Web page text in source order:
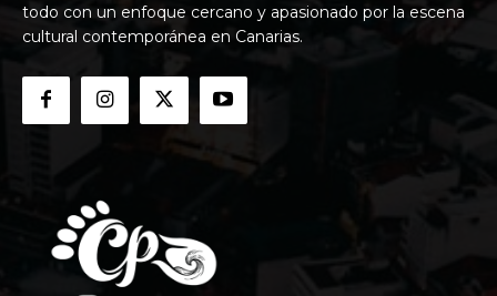
todo con un enfoque cercano y apasionado por la escena
cultural contemporánea en Canarias.